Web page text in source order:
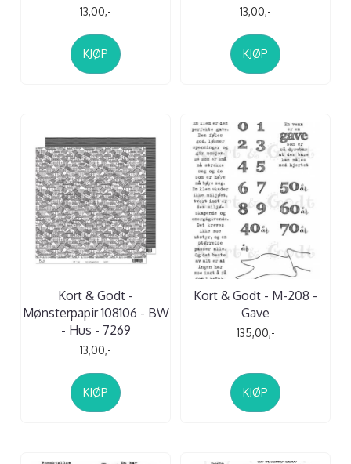
13,00,-
KJØP
13,00,-
KJØP
Kort & Godt -
Mønsterpapir 108106 - BW
- Hus - 7269
13,00,-
KJØP
Kort & Godt - M-208 -
Gave
135,00,-
KJØP